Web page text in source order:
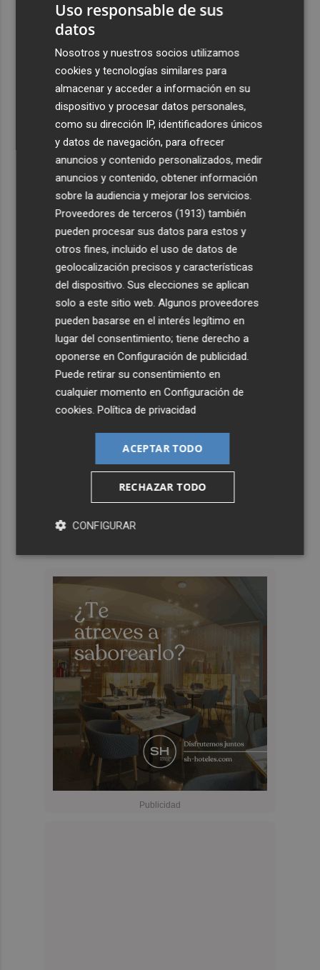
Uso responsable de sus
datos
Nosotros y nuestros socios utilizamos
cookies y tecnologías similares para
almacenar y acceder a información en su
dispositivo y procesar datos personales,
como su dirección IP, identificadores únicos
y datos de navegación, para ofrecer
anuncios y contenido personalizados, medir
anuncios y contenido, obtener información
sobre la audiencia y mejorar los servicios.
Proveedores de terceros (1913) también
pueden procesar sus datos para estos y
otros fines, incluido el uso de datos de
geolocalización precisos y características
del dispositivo. Sus elecciones se aplican
solo a este sitio web. Algunos proveedores
pueden basarse en el interés legítimo en
lugar del consentimiento; tiene derecho a
oponerse enConfiguración de publicidad.
Puede retirar su consentimiento en
cualquier momento enConfiguración de
cookies.Política de privacidad
ACEPTAR TODO
RECHAZAR TODO
CONFIGURAR